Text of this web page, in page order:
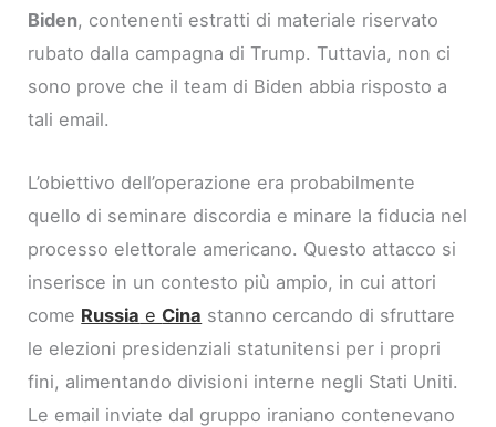
Biden, contenenti estratti di materiale riservato
rubato dalla campagna di Trump. Tuttavia, non ci
sono prove che il team di Biden abbia risposto a
tali email.
L’obiettivo dell’operazione era probabilmente
quello di seminare discordia e minare la fiducia nel
processo elettorale americano. Questo attacco si
inserisce in un contesto più ampio, in cui attori
come Russia eCina stanno cercando di sfruttare
le elezioni presidenziali statunitensi per i propri
fini, alimentando divisioni interne negli Stati Uniti.
Le email inviate dal gruppo iraniano contenevano